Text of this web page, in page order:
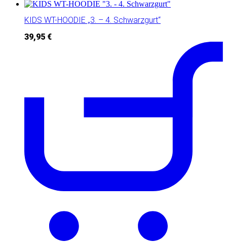
KIDS WT-HOODIE „3. – 4. Schwarzgurt“
39,95 €